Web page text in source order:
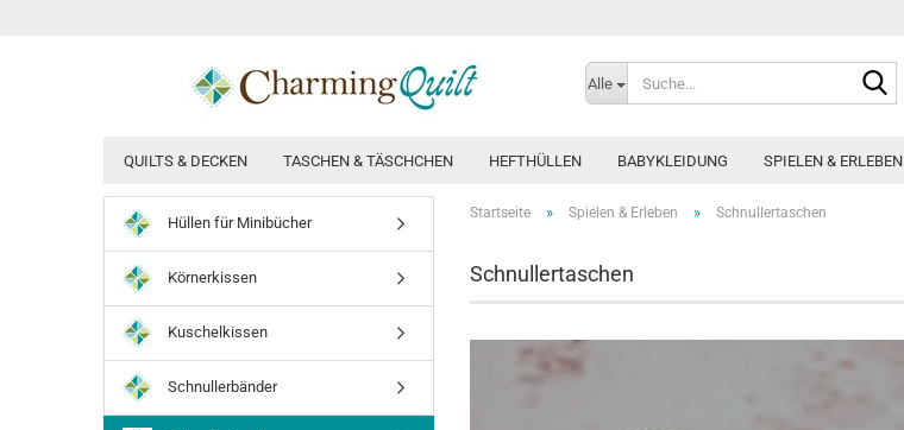
Alle
QUILTS & DECKEN TASCHEN & TÄSCHCHEN HEFTHÜLLEN BABYKLEIDUNG SPIELEN & ERLEBEN
Startseite » Spielen & Erleben » Schnullertaschen
Schnullertaschen
Hüllen für Minibücher
Körnerkissen
Kuschelkissen
Schnullerbänder